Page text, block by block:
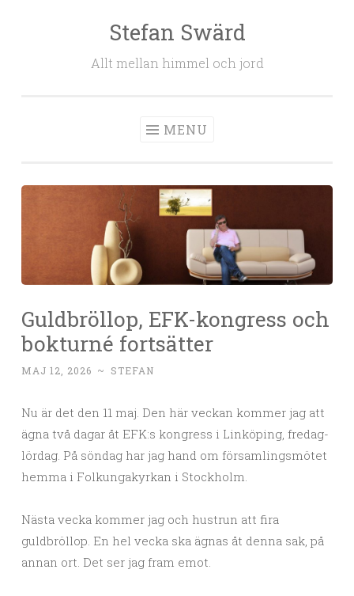
Stefan Swärd
Allt mellan himmel och jord
MENU
Guldbröllop, EFK-kongress och
bokturné fortsätter
MAJ 12, 2026 ~ STEFAN
Nu är det den 11 maj. Den här veckan kommer jag att
ägna två dagar åt EFK:s kongress i Linköping, fredag-
lördag. På söndag har jag hand om församlingsmötet
hemma i Folkungakyrkan i Stockholm.
Nästa vecka kommer jag och hustrun att fira
guldbröllop. En hel vecka ska ägnas åt denna sak, på
annan ort. Det ser jag fram emot.